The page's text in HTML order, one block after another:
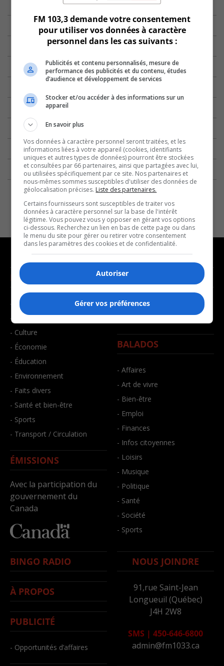
NOUVELLES
- Affaires municipales
- Communauté / Social
- Culture
- Économie
- Éducation
- Environnement
- Faits divers
- Santé et bien-être
- Sports
- Transport / Circulation
ÉMISSIONS
Avec la participation du
gouvernement du
Canada
MUSIQUE
- Décompte franco
- Joué récemment
BALADOS
- Affaires
- Art de vivre
- Bien-être
- Emploi
- Finances
- Infos citoyennes
- Loisirs
- Musique
- Politique
- Santé
- Société
- Sports
BINGO RADIO
À PROPOS
PUBLICITÉ
- Opportunités d’affaires
NOUS JOINDRE
91,rue Saint-Jean
Longueuil (Québec)
J4H 2W8
SMS | 450-646-6800
admin@fm1033.ca
FM 103,3 demande votre consentement
pour utiliser vos données à caractère
personnel dans les cas suivants :
Publicités et contenu personnalisés, mesure de
performance des publicités et du contenu, études
d’audience et développement de services
Stocker et/ou accéder à des informations sur un
appareil
En savoir plus
Vos données à caractère personnel seront traitées, et les
informations liées à votre appareil (cookies, identifiants
uniques et autres types de données) pourront être stockées
et consultées par 66 partenaires, ainsi que partagées avec lui,
ou utilisées spécifiquement par ce site. Nos partenaires et
nous-mêmes sommes susceptibles d'utiliser des données de
géolocalisation précises. Liste des partenaires.
Certains fournisseurs sont susceptibles de traiter vos
données à caractère personnel sur la base de l'intérêt
légitime. Vous pouvez vous y opposer en gérant vos options
ci-dessous. Recherchez un lien en bas de cette page ou dans
le menu du site pour gérer ou retirer votre consentement
dans les paramètres des cookies et de confidentialité.
Autoriser
Gérer vos préférences